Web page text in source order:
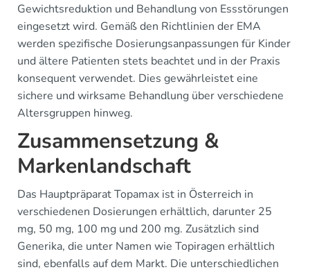
Gewichtsreduktion und Behandlung von Essstörungen
eingesetzt wird. Gemäß den Richtlinien der EMA
werden spezifische Dosierungsanpassungen für Kinder
und ältere Patienten stets beachtet und in der Praxis
konsequent verwendet. Dies gewährleistet eine
sichere und wirksame Behandlung über verschiedene
Altersgruppen hinweg.
Zusammensetzung &
Markenlandschaft
Das Hauptpräparat Topamax ist in Österreich in
verschiedenen Dosierungen erhältlich, darunter 25
mg, 50 mg, 100 mg und 200 mg. Zusätzlich sind
Generika, die unter Namen wie Topiragen erhältlich
sind, ebenfalls auf dem Markt. Die unterschiedlichen